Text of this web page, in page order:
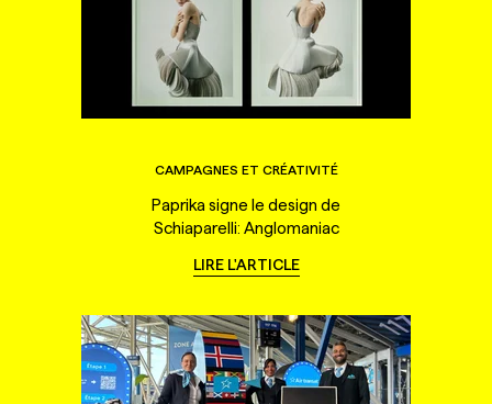
CAMPAGNES ET CRÉATIVITÉ
Paprika signe le design de
Schiaparelli: Anglomaniac
LIRE L'ARTICLE